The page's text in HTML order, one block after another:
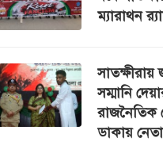
ম্যারাথন
সাতক্ষীরায়
সম্মানি
রাজনৈতিক
ডাকায়